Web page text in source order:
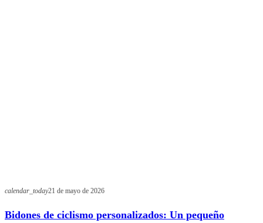
calendar_today21 de mayo de 2026
Bidones de ciclismo personalizados: Un pequeño